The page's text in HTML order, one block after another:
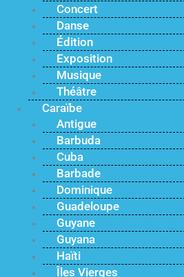
Concert
Danse
Édition
Exposition
Musique
Théâtre
Caraïbe
Antigue
Barbuda
Cuba
Barbade
Dominique
Guadeloupe
Guyane
Guyana
Haïti
Îles Vierges